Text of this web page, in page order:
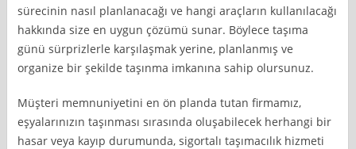
sürecinin nasıl planlanacağı ve hangi araçların kullanılacağı
hakkında size en uygun çözümü sunar. Böylece taşıma
günü sürprizlerle karşılaşmak yerine, planlanmış ve
organize bir şekilde taşınma imkanına sahip olursunuz.
Müşteri memnuniyetini en ön planda tutan firmamız,
eşyalarınızın taşınması sırasında oluşabilecek herhangi bir
hasar veya kayıp durumunda, sigortalı taşımacılık hizmeti